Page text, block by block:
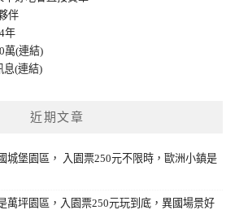
伴
年
萬(連結)
息(連結)
近期文章
城堡園區， 入園票250元不限時，歐洲小鎮是
萬坪園區，入園票250元玩到底，異國場景好